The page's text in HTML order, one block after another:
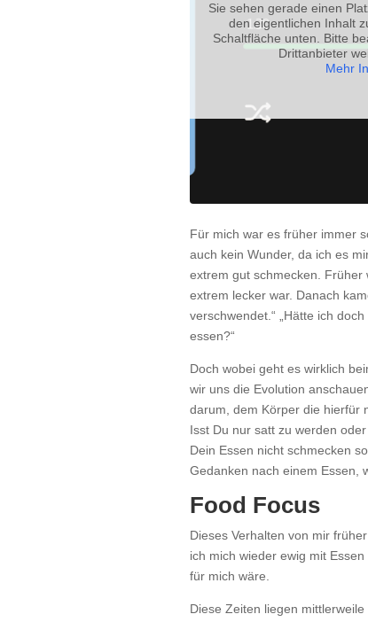
Sie sehen gerade einen
den eigentlichen Inhalt
Schaltfläche unten. Bitte
Drittanbieter
Mehr
Für mich war es früher immer
auch kein Wunder, da ich es
extrem gut schmecken. Früher
extrem lecker war. Danach
verschwendet.“ „Hätte ich
essen?“
Doch wobei geht es wirklich
wir uns die Evolution
darum, dem Körper die hierfür
Isst Du nur satt zu werden
Dein Essen nicht schmecken
Gedanken nach einem Essen,
Food Focus
Dieses Verhalten von mir
ich mich wieder ewig mit
für mich wäre.
Diese Zeiten liegen